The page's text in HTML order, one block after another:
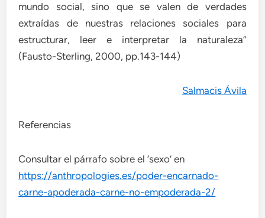
mundo social, sino que se valen de verdades
extraídas de nuestras relaciones sociales para
estructurar, leer e interpretar la naturaleza”
(Fausto-Sterling, 2000, pp.143-144)
Salmacis Ávila
Referencias
Consultar el párrafo sobre el ‘sexo’ en
https://anthropologies.es/poder-encarnado-
carne-apoderada-carne-no-empoderada-2/